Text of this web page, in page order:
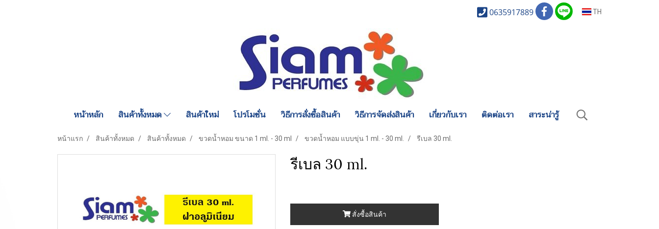
0635917889 TH
หน้าหลัก สินค้าทั้งหมด สินค้าใหม่ โปรโมชั่น วิธีการสั่งซื้อสินค้า วิธีการจัดส่งสินค้า เกี่ยวกับเรา ติดต่อเรา สาระน่ารู้
หน้าแรก สินค้าทั้งหมด สินค้าทั้งหมด ขวดน้ำหอม ขนาด 1 ml. - 30 ml ขวดน้ำหอม แบบขุ่น 1 ml. - 30 ml. รีเบล 30 ml.
รีเบล 30 ml.
สั่งซื้อสินค้า